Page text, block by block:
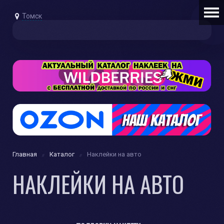
Томск
Главная Каталог Наклейки на авто
НАКЛЕЙКИ НА АВТО